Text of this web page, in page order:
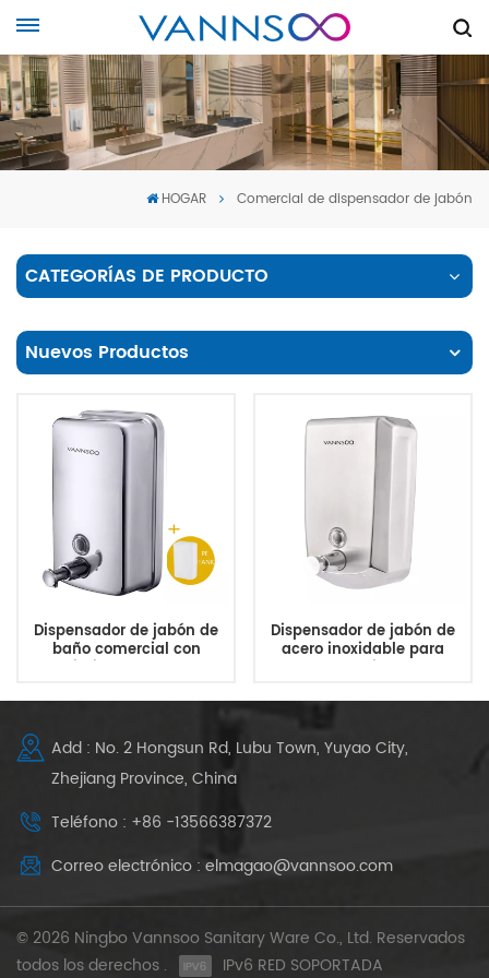
HOGAR Comercial de dispensador de jabón
CATEGORÍAS DE PRODUCTO
Nuevos Productos
Dispensador de jabón de
baño comercial con
revestimiento a prueba de
Dispensador de jabón de
acero inoxidable para
baños comerciales de 500
Add : No. 2 Hongsun Rd, Lubu Town, Yuyao City,
Zhejiang Province, China
Teléfono : +86 -13566387372
Correo electrónico : elmagao@vannsoo.com
© 2026 Ningbo Vannsoo Sanitary Ware Co., Ltd. Reservados
todos los derechos .
IPv6 RED SOPORTADA